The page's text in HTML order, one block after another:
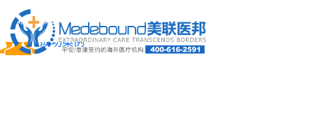
关于我们
成功案例